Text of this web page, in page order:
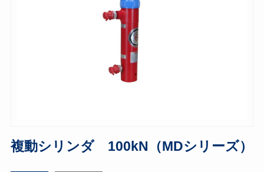
複動シリンダ 100kN（MDシリーズ）